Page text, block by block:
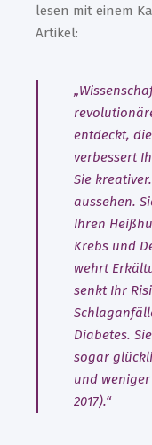
lesen mit einem
Artikel:
entdeckt,
verbessert
Sie
aussehen.
Ihren
Krebs und
wehrt
senkt Ihr
Diabetes.
sogar
und
2017).“